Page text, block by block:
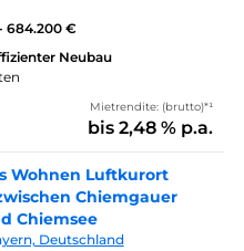
684.200 €
Neubau
Mietrendite: (brutto)*¹
bis 2,48 % p.a.
Wohnen Luftkurort
Chiemgauer
Chiemsee
Deutschland